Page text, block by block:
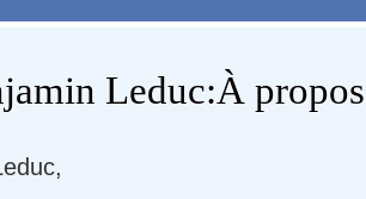
Leduc:À propos